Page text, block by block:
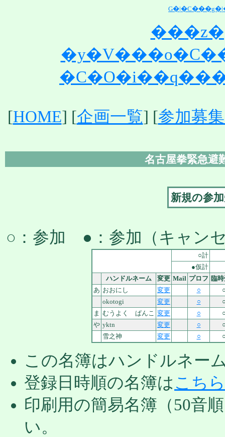
[HOME] [企画一覧] [参加募
名古屋拳緊急避
新規の参
○：参加 ●：参加（キャン
○計
●仮計
ハンドルネーム
変更 Mail プロフ 臨
あ おおにし 変更 ○
okotogi
変更 ○
ま むうよく ぱんこ 変更 ○
や yktn 変更 ○
雪之神
変更 ○
この名簿はハンドルネー
登録日時順の名簿は こちら
印刷用の簡易名簿（50音
い。